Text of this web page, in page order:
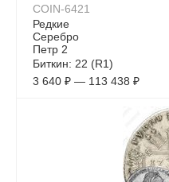
COIN-6421
Редкие
Серебро
Петр 2
Биткин: 22 (R1)
3 640 ₽ — 113 438 ₽